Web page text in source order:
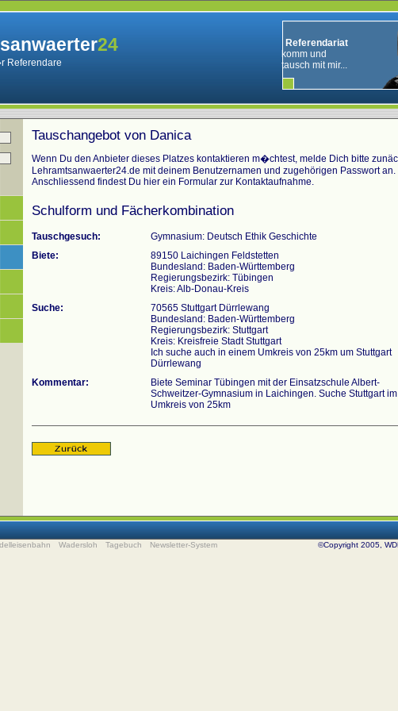
24
Referendare
Referendariat
komm und
tausch mit mir...
Tauschangebot von Danica
Wenn Du den Anbieter dieses Platzes kontaktieren m�chtest, melde Dich bitte
Lehramtsanwaerter24.de mit deinem Benutzernamen und zugehörigen Passwort an.
Anschliessend findest Du hier ein Formular zur Kontaktaufnahme.
Schulform und Fächerkombination
Tauschgesuch:
Gymnasium: Deutsch Ethik Geschichte
Biete:
89150 Laichingen Feldstetten
Bundesland: Baden-Württemberg
Regierungsbezirk: Tübingen
Kreis: Alb-Donau-Kreis
Suche:
70565 Stuttgart Dürrlewang
Bundesland: Baden-Württemberg
Regierungsbezirk: Stuttgart
Kreis: Kreisfreie Stadt Stuttgart
Ich suche auch in einem Umkreis von 25km um Stuttgart
Dürrlewang
Kommentar:
Biete Seminar Tübingen mit der Einsatzschule Albert-
Schweitzer-Gymnasium in Laichingen. Suche Stuttgart im
Umkreis von 25km
Wadersloh Tagebuch Newsletter-System ©Copyright 2005,